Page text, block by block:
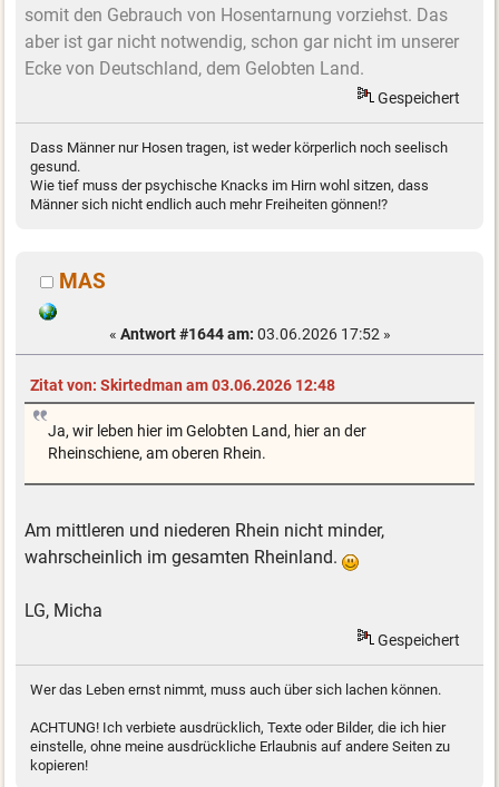
somit den Gebrauch von Hosentarnung vorziehst. Das
aber ist gar nicht notwendig, schon gar nicht im unserer
Ecke von Deutschland, dem Gelobten Land.
Gespeichert
Dass Männer nur Hosen tragen, ist weder körperlich noch seelisch
gesund.
Wie tief muss der psychische Knacks im Hirn wohl sitzen, dass
Männer sich nicht endlich auch mehr Freiheiten gönnen!?
MAS
« Antwort #1644 am: 03.06.2026 17:52 »
Zitat von: Skirtedman am 03.06.2026 12:48
Ja, wir leben hier im Gelobten Land, hier an der
Rheinschiene, am oberen Rhein.
Am mittleren und niederen Rhein nicht minder,
wahrscheinlich im gesamten Rheinland.
LG, Micha
Gespeichert
Wer das Leben ernst nimmt, muss auch über sich lachen können.
ACHTUNG! Ich verbiete ausdrücklich, Texte oder Bilder, die ich hier
einstelle, ohne meine ausdrückliche Erlaubnis auf andere Seiten zu
kopieren!